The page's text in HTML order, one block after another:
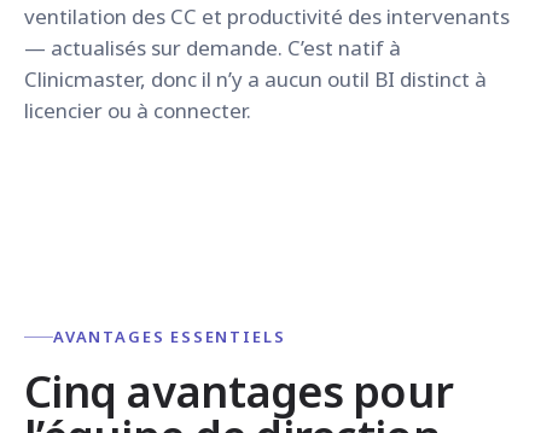
ventilation des CC et productivité des intervenants
— actualisés sur demande. C’est natif à
Clinicmaster, donc il n’y a aucun outil BI distinct à
licencier ou à connecter.
AVANTAGES ESSENTIELS
Cinq avantages pour